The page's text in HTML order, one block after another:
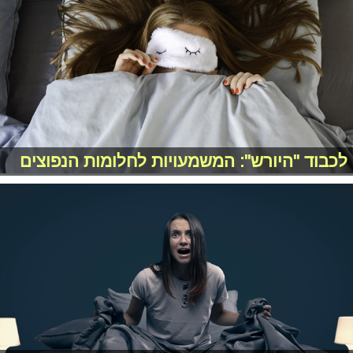
לכבוד "היורש": המשמעויות לחלומות הנפוצים